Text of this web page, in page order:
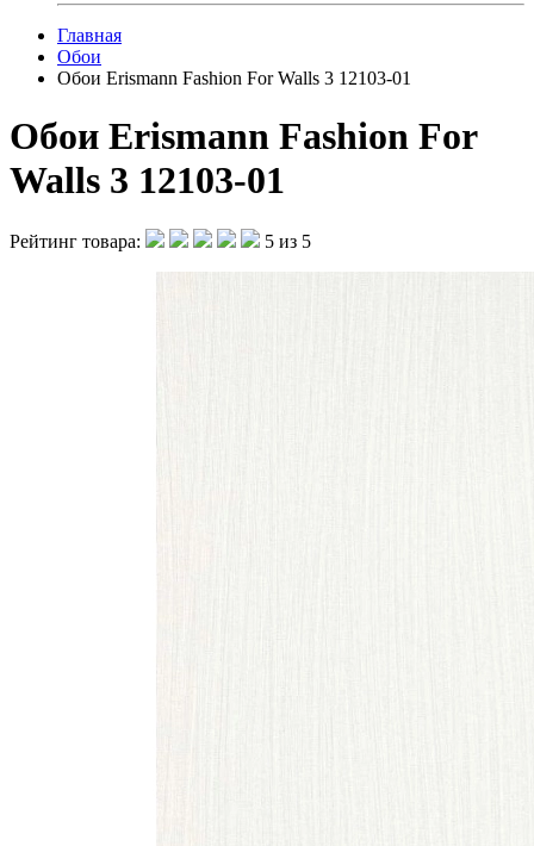
Главная
Обои
Обои Erismann Fashion For Walls 3 12103-01
Обои Erismann Fashion For
Walls 3 12103-01
Рейтинг товара: 5 из 5